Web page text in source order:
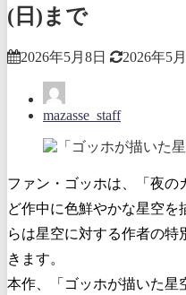
(日)まで
2026年5月8日 2026年5
mazasse_staff
ファン・ゴッホは、「夜の
ど作中に色鮮やかな星空
らは星空に対する作者の
きます。
本作、「ゴッホが描いた星